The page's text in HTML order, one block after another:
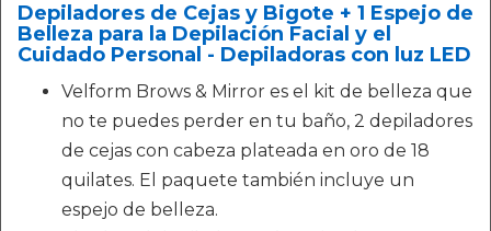
Depiladores de Cejas y Bigote + 1 Espejo de
Belleza para la Depilación Facial y el
Cuidado Personal - Depiladoras con luz LED
Velform Brows & Mirror es el kit de belleza que
no te puedes perder en tu baño, 2 depiladores
de cejas con cabeza plateada en oro de 18
quilates. El paquete también incluye un
espejo de belleza.